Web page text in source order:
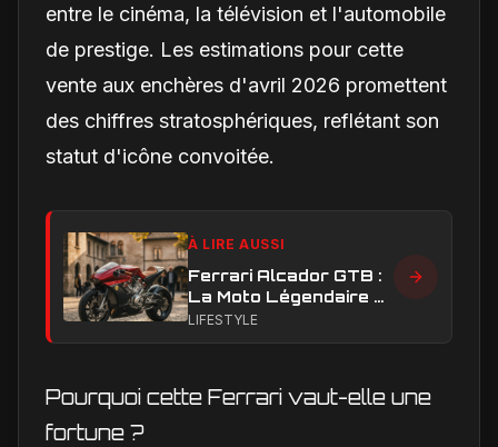
entre le cinéma, la télévision et l'automobile
de prestige. Les estimations pour cette
vente aux enchères d'avril 2026 promettent
des chiffres stratosphériques, reflétant son
statut d'icône convoitée.
À LIRE AUSSI
Ferrari Alcador GTB :
La Moto Légendaire à
Moteur Ferrari
Adjugée à Plus de 500
LIFESTYLE
Pourquoi cette Ferrari vaut-elle une
fortune ?